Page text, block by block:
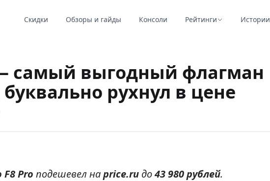
Скидки Обзоры и гайды Консоли Рейтинги Истории
самый выгодный флагман
рухнул в цене
F8 Pro подешевел наprice.ru до43 980 рублей.